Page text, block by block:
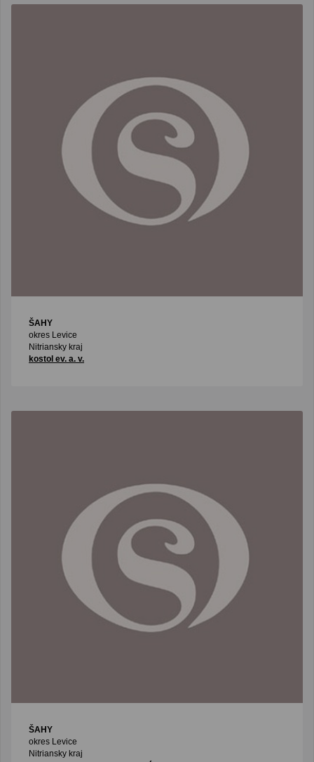
ŠAHY
okres Levice
Nitriansky kraj
kostol ev. a. v.
ŠAHY
okres Levice
Nitriansky kraj